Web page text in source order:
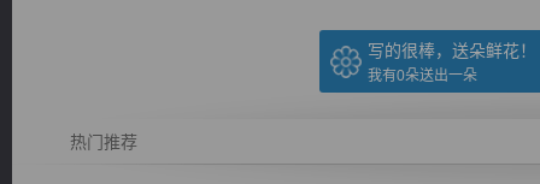
写的很棒，送朵鲜花！
我有0朵送出一朵
热门推荐